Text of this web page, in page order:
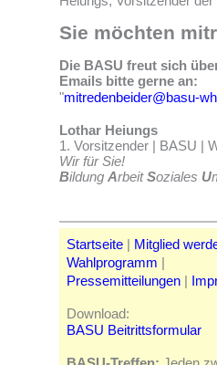
Sie möchten
Die BASU freut sich
Emails bitte gerne an:
"mitredenbeider@basu-
Lothar Heiungs
1. Vorsitzender | BASU |
Wir für Sie!
Bildung ArbeitSoziales U
Startseite | Mitglied
Wahlprogramm |
Pressemitteilungen |
Download:
BASU Beitrittsformular